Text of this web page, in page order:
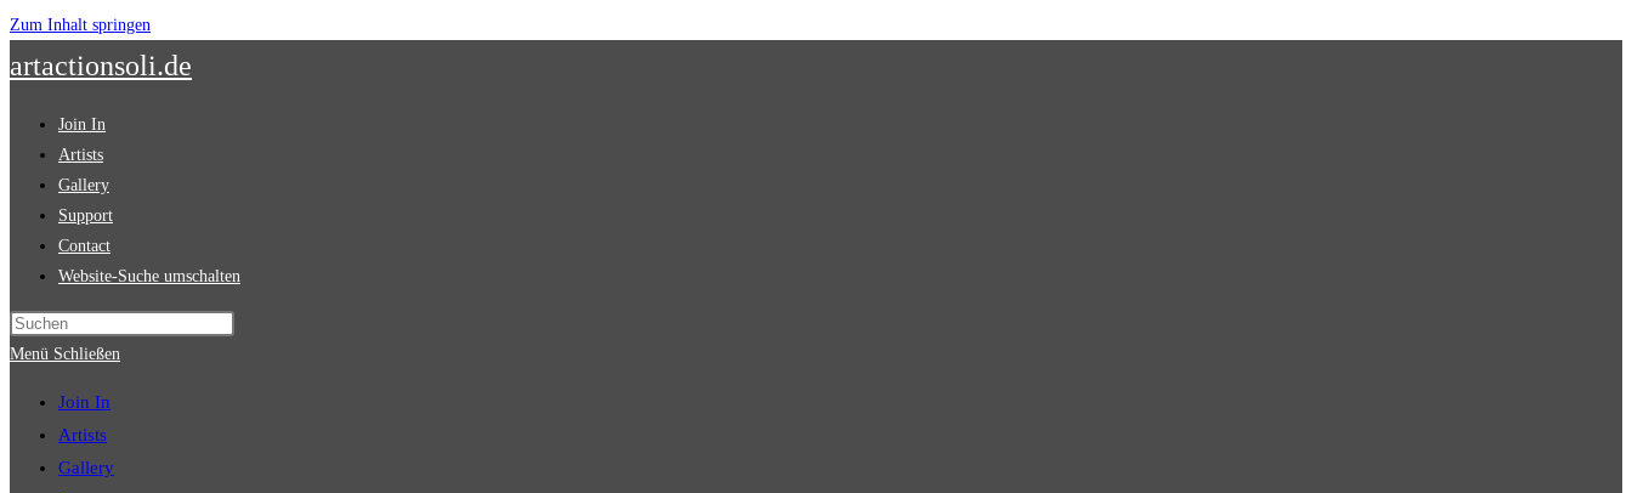
Zum Inhalt springen
artactionsoli.de
Join In
Artists
Gallery
Support
Contact
Website-Suche umschalten
Menü Schließen
Join In
Artists
Gallery